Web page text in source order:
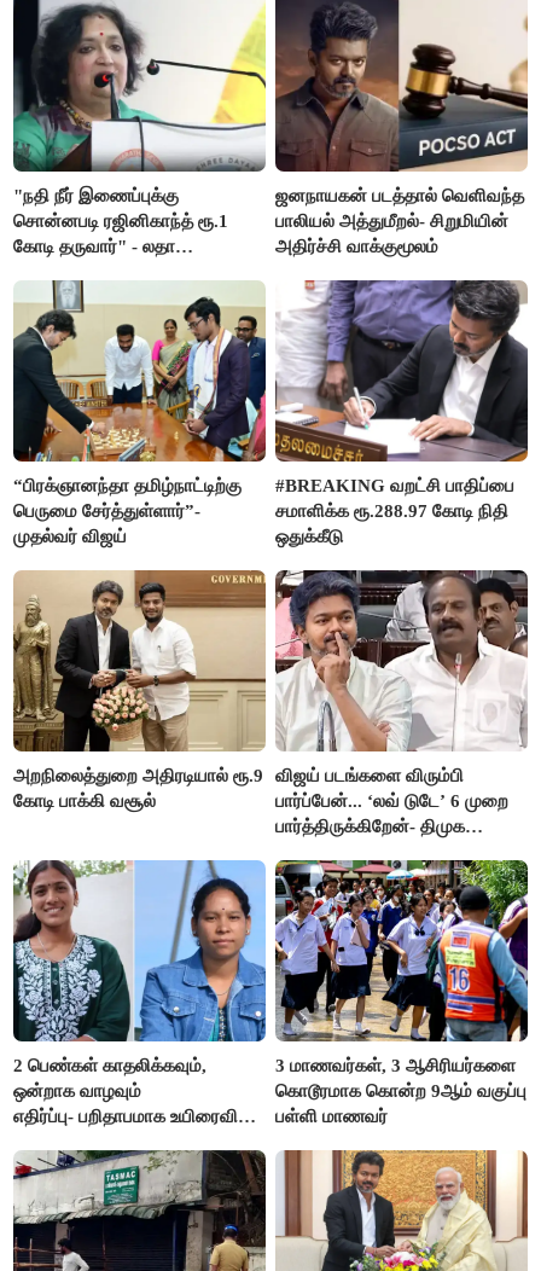
"நதி நீர் இணைப்புக்கு
சொன்னபடி ரஜினிகாந்த் ரூ.1
கோடி தருவார்" - லதா
ஜனநாயகன் படத்தால் வெளிவந்த
பாலியல் அத்துமீறல்- சிறுமியின்
அதிர்ச்சி வாக்குமூலம்
“பிரக்ஞானந்தா தமிழ்நாட்டிற்கு
பெருமை சேர்த்துள்ளார்”-
முதல்வர் விஜய்
#BREAKING வறட்சி பாதிப்பை
சமாளிக்க ரூ.288.97 கோடி நிதி
ஒதுக்கீடு
அறநிலைத்துறை அதிரடியால் ரூ.9
கோடி பாக்கி வசூல்
விஜய் படங்களை விரும்பி
பார்ப்பேன்... ‘லவ் டுடே’ 6 முறை
பார்த்திருக்கிறேன்- திமுக
2 பெண்கள் காதலிக்கவும்,
ஒன்றாக வாழவும்
எதிர்ப்பு- பறிதாபமாக உயிரைவிட்ட
3 மாணவர்கள், 3 ஆசிரியர்களை
கொடூரமாக கொன்ற 9ஆம் வகுப்பு
பள்ளி மாணவர்